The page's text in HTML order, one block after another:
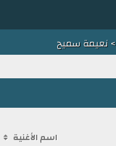
> نعيمة سميح
اسم الأغنية